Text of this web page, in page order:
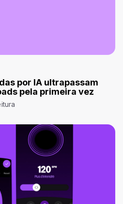
por IA ultrapassam
pela primeira vez